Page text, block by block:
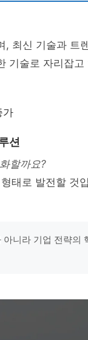
최신 기술과 트
기술로 자리잡고
가
션
할까요?
태로 발전할 것
니라 기업 전략의